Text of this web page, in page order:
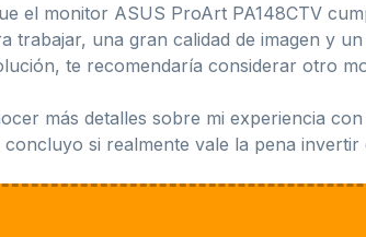
el monitor ASUS ProArt PA148CTV
trabajar, una gran calidad de imagen y
te recomendaría considerar otro
más detalles sobre mi experiencia
concluyo si realmente vale la pena